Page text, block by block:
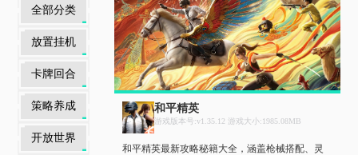
全部分类
放置挂机
卡牌回合
策略养成
开放世界
和平精英
游戏版本号:v1.35.12 游戏大小:1985.08MB
和平精英最新攻略秘籍大全，涵盖枪械搭配、灵